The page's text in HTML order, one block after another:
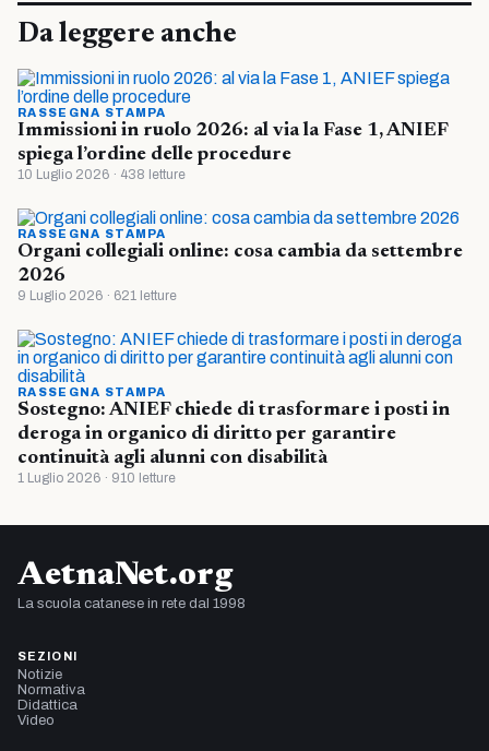
Da leggere anche
RASSEGNA STAMPA
Immissioni in ruolo 2026: al via la Fase 1, ANIEF
spiega l’ordine delle procedure
10 Luglio 2026 · 438 letture
RASSEGNA STAMPA
Organi collegiali online: cosa cambia da settembre
2026
9 Luglio 2026 · 621 letture
RASSEGNA STAMPA
Sostegno: ANIEF chiede di trasformare i posti in
deroga in organico di diritto per garantire
continuità agli alunni con disabilità
1 Luglio 2026 · 910 letture
AetnaNet.org
La scuola catanese in rete dal 1998
SEZIONI
Notizie
Normativa
Didattica
Video